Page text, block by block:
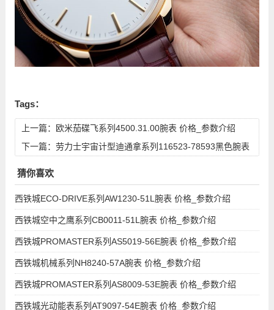
Tags：
上一篇：
欧米茄碟飞系列4500.31.00腕表 价格_参数介绍
下一篇： 劳力士宇宙计型迪通拿系列116523-78593黑色腕表
猜你喜欢
西铁城ECO-DRIVE系列AW1230-51L腕表 价格_参数介绍
西铁城空中之鹰系列CB0011-51L腕表 价格_参数介绍
西铁城PROMASTER系列AS5019-56E腕表 价格_参数介绍
西铁城机械系列NH8240-57A腕表 价格_参数介绍
西铁城PROMASTER系列AS8009-53E腕表 价格_参数介绍
西铁城光动能表系列AT9097-54E腕表 价格_参数介绍